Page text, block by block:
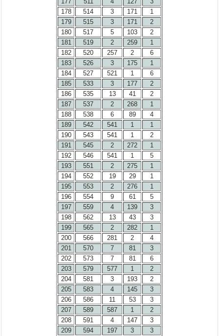
178
514 3 171
1
179
515 3 171
2
180
517 5 103
2
181
519 2 259
1
182
520 257 2
6
183
526 3 175
1
184
527 521 1
6
185
533 3 177
2
186
535 13 41
2
187
537 2 268
1
188
538 6 89
4
189
542 541 1
1
190
543 541 1
2
191
545 2 272
1
192
546 541 1
5
193
551 2 275
1
194
552 19 29
1
195
553 2 276
1
196
554 9 61
5
197
559 4 139
3
198
562 13 43
3
199
565 2 282
1
200
566 281 2
4
201
570 7 81
3
202
573 7 81
6
203
579 577 1
2
204
581 3 193
2
205
583 4 145
3
206
586 11 53
3
207
589 587 1
2
208
591 4 147
3
209
594 197 3
3